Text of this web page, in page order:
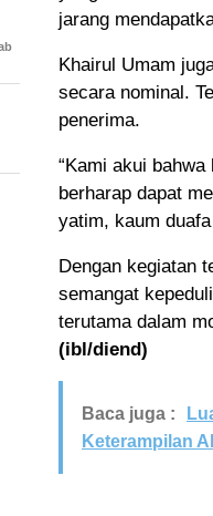
jarang
Khairul Umam
secara nominal.
penerima.
“Kami akui
berharap dapat
yatim, kaum
Dengan kegiatan
semangat
terutama dalam
(ibl/diend)
Baca juga :
Keterampilan